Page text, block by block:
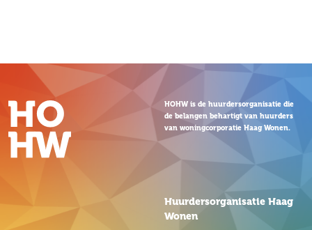
HOHW is de huurdersorganisatie die
de belangen behartigt van huurders
van woningcorporatie Haag Wonen.
Huurdersorganisatie Haag
Wonen